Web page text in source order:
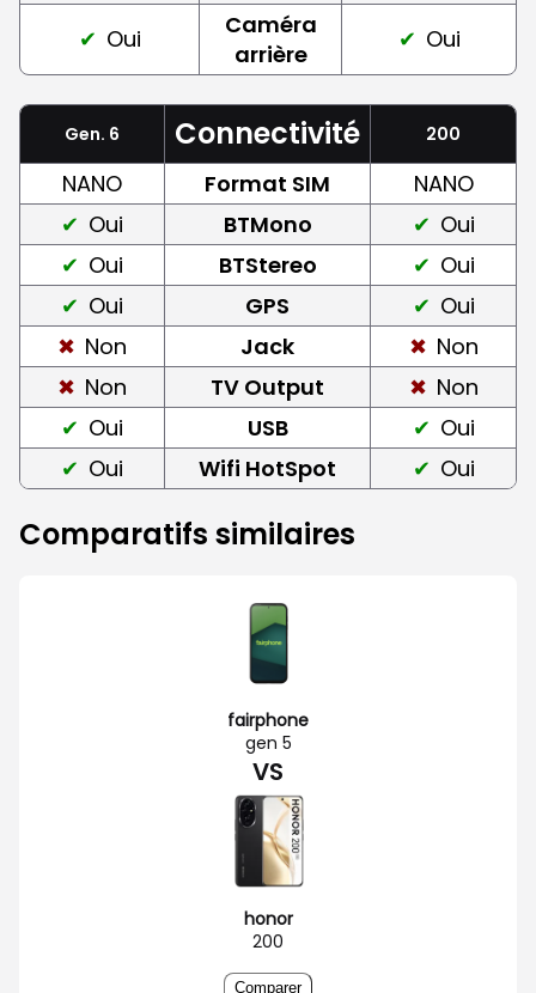
Oui
Caméra
arrière
Oui
Gen. 6 Connectivité 200
NANO Format SIM
NANO
Oui
BTMono
Oui
Oui
BTStereo
Oui
Oui
GPS
Oui
Non
Jack
Non
Non
TV Output
Non
Oui
USB
Oui
Oui
Wifi HotSpot Oui
Comparatifs similaires
fairphone
gen 5
VS
honor
200
Comparer